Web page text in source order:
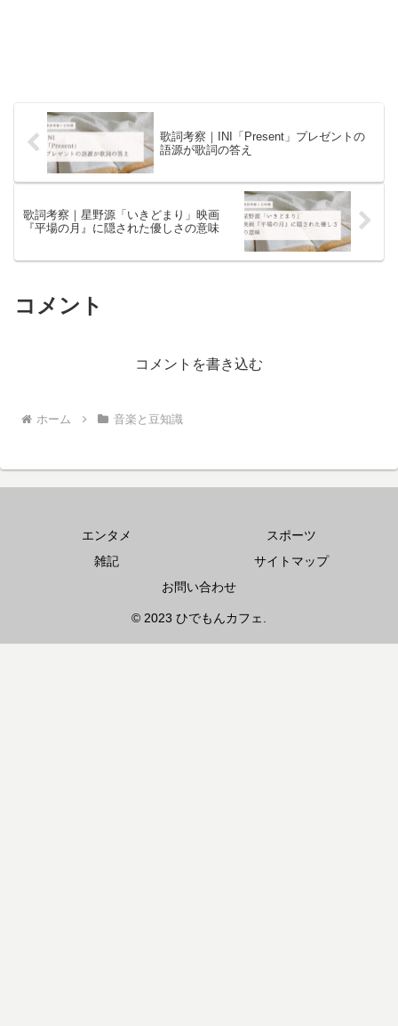
歌詞考察｜INI「Present」プレゼントの
語源が歌詞の答え
歌詞考察｜星野源「いきどまり」映画
『平場の月』に隠された優しさの意味
コメント
コメントを書き込む
ホーム 音楽と豆知識
エンタメ
スポーツ
雑記
サイトマップ
お問い合わせ
© 2023 ひでもんカフェ.